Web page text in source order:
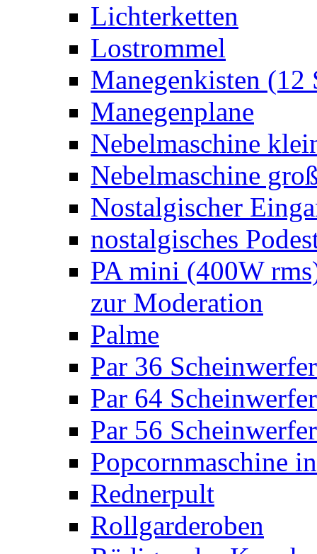
Lichterketten
Lostrommel
Manegenkisten (12
Manegenplane
Nebelmaschine
Nebelmaschine
Nostalgischer
nostalgisches
PA mini (400W
zur Moderation
Palme
Par 36 Scheinwerfer
Par 64 Scheinwerfer
Par 56 Scheinwerfer
Popcornmaschine
Rednerpult
Rollgarderoben